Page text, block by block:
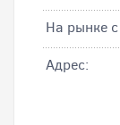
На рынке с
Адрес: